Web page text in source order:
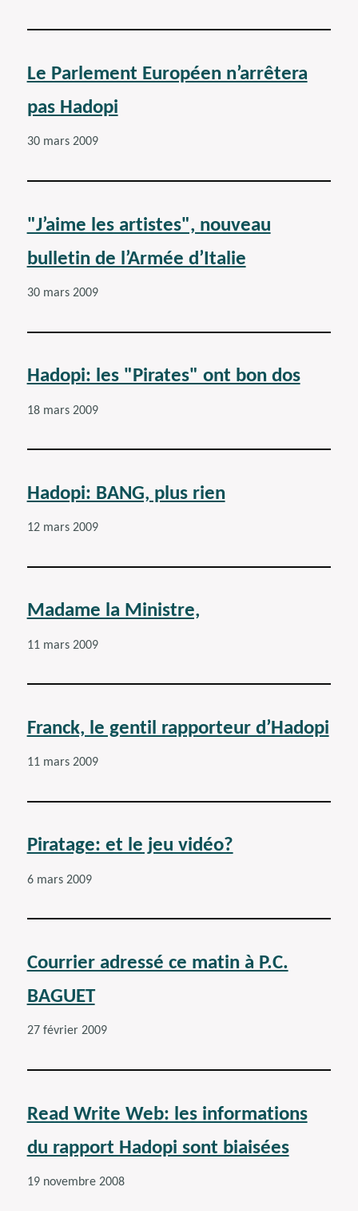
Le Parlement Européen n’arrêtera
pas Hadopi
30 mars 2009
"J’aime les artistes", nouveau
bulletin de l’Armée d’Italie
30 mars 2009
Hadopi: les "Pirates" ont bon dos
18 mars 2009
Hadopi: BANG, plus rien
12 mars 2009
Madame la Ministre,
11 mars 2009
Franck, le gentil rapporteur d’Hadopi
11 mars 2009
Piratage: et le jeu vidéo?
6 mars 2009
Courrier adressé ce matin à P.C.
BAGUET
27 février 2009
Read Write Web: les informations
du rapport Hadopi sont biaisées
19 novembre 2008